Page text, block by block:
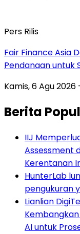
Pers Rilis
Fair Finance Asia
Pendanaan untuk
Kamis, 6 Agu 2026
Berita
IIJ
Assessment
Kerentanan
HunterLab
pengukuran
Lianlian
AI untuk